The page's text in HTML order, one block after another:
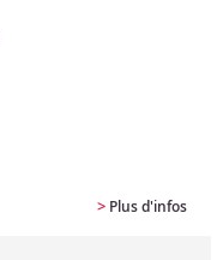
> Plus d'infos